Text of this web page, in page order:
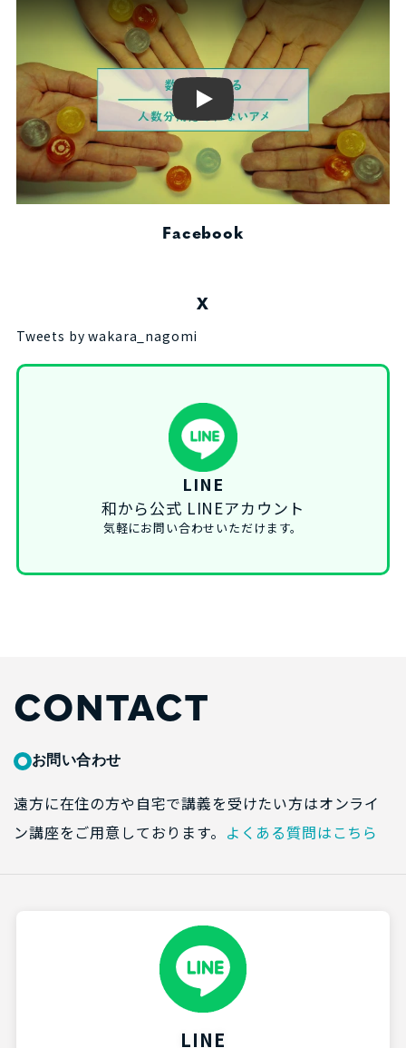
Play
Facebook
X
Tweets by wakara_nagomi
LINE
和から公式 LINEアカウント
気軽にお問い合わせいただけます。
CONTACT
お問い合わせ
遠方に在住の方や自宅で講義を受けたい方はオンライ
ン講座をご用意しております。 よくある質問はこちら
LINE